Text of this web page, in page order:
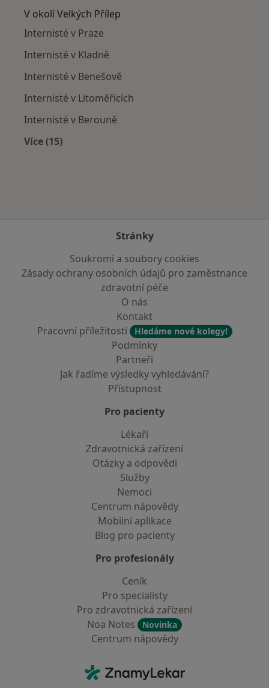
V okolí Velkých Přílep
Internisté v Praze
Internisté v Kladně
Internisté v Benešově
Internisté v Litoměřicích
Internisté v Berouně
Více (15)
Stránky
Soukromí a soubory cookies
Zásady ochrany osobních údajů pro zaměstnance
zdravotní péče
O nás
Kontakt
Pracovní příležitosti
Hledáme nové kolegy!
Podmínky
Partneři
Jak řadíme výsledky vyhledávání?
Přístupnost
Pro pacienty
Lékaři
Zdravotnická zařízení
Otázky a odpovědi
Služby
Nemoci
Centrum nápovědy
Mobilní aplikace
Blog pro pacienty
Pro profesionály
Ceník
Pro specialisty
Pro zdravotnická zařízení
Noa Notes
Novinka
Centrum nápovědy
ZnamyLekar - Hlavní stránka